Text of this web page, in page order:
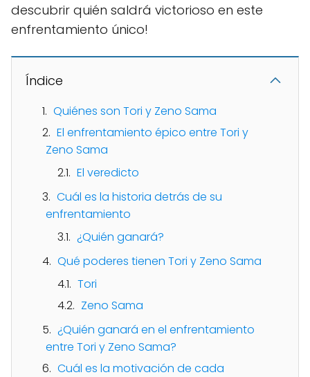
descubrir quién saldrá victorioso en este
enfrentamiento único!
Índice
Quiénes son Tori y Zeno Sama
El enfrentamiento épico entre Tori y
Zeno Sama
El veredicto
Cuál es la historia detrás de su
enfrentamiento
¿Quién ganará?
Qué poderes tienen Tori y Zeno Sama
Tori
Zeno Sama
¿Quién ganará en el enfrentamiento
entre Tori y Zeno Sama?
Cuál es la motivación de cada